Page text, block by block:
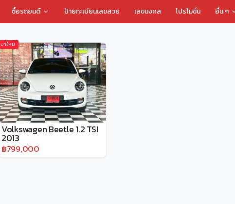
ซื้อรถยนต์ ป้ายทะเบียนเลขสวย เลขมงคล โปรโมชั่น อื่น ๆ
มาใหม่
Volkswagen Beetle 1.2 TSI
2013
฿799,000